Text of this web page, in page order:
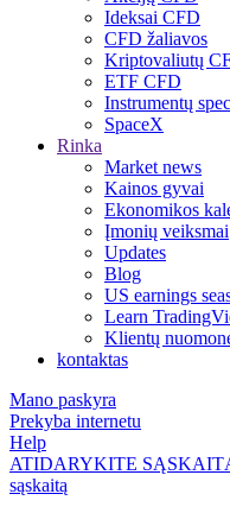
Ideksai CFD
CFD žaliavos
Kriptovaliutų
ETF CFD
Instrumentų
SpaceX
Rinka
Market news
Kainos gyvai
Ekonomikos
Įmonių veiksmai
Updates
Blog
US earnings
Learn
Klientų
kontaktas
Mano paskyra
Prekyba internetu
Help
ATIDARYKITE
sąskaitą